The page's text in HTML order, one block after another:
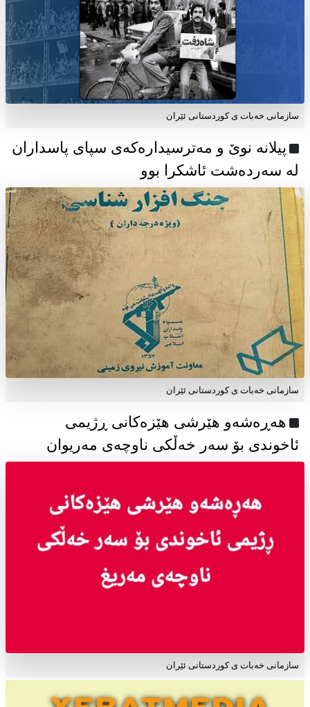
سازمانی خەبات ی كوردستانی ئێران
پیلانە نوێ و مەترسیدارەکەی سپای پاسداران
لە سەردەشت ئاشکرا بوو
سازمانی خەبات ی كوردستانی ئێران
هەڕەشەو هێرشی هێزەکانی ڕژیمی
ئاخوندی بۆ سەر خەڵکی ناوچەی مەریوان
سازمانی خەبات ی کوردستانی ئێران